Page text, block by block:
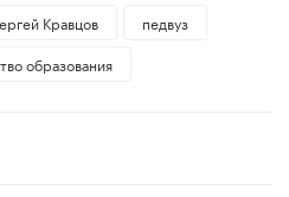
Кравцов
педвуз
образования